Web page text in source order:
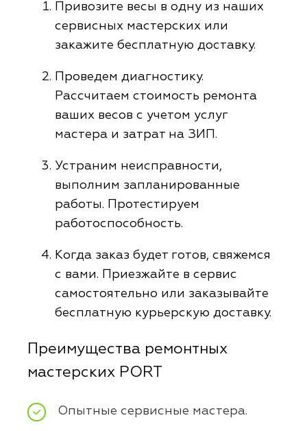
Привозите весы в одну из наших
сервисных мастерских или
закажите бесплатную доставку.
Проведем диагностику.
Рассчитаем стоимость ремонта
ваших весов с учетом услуг
мастера и затрат на ЗИП.
Устраним неисправности,
выполним запланированные
работы. Протестируем
работоспособность.
Когда заказ будет готов, свяжемся
с вами. Приезжайте в сервис
самостоятельно или заказывайте
бесплатную курьерскую доставку.
Преимущества ремонтных
мастерских PORT
Опытные сервисные мастера.